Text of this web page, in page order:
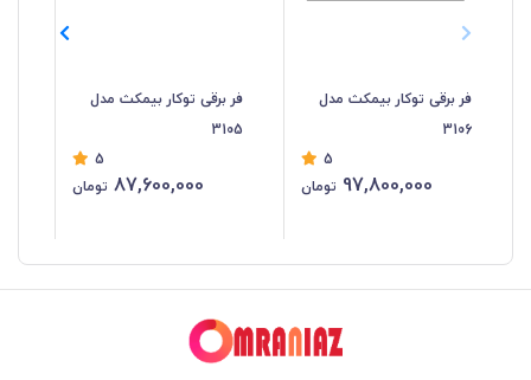
فر برقی توکار بیمکث مدل
3106
5
97,800,000 تومان
فر برقی توکار بیمکث مدل
3105
5
87,600,000 تومان